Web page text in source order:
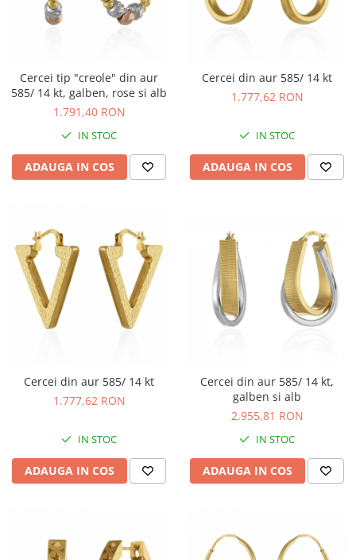
Cercei tip "creole" din aur
585/ 14 kt, galben, rose si alb
1.791,40 RON
IN STOC
ADAUGA IN COS
Cercei din aur 585/ 14 kt
1.777,62 RON
IN STOC
ADAUGA IN COS
Cercei din aur 585/ 14 kt
1.777,62 RON
IN STOC
ADAUGA IN COS
Cercei din aur 585/ 14 kt,
galben si alb
2.955,81 RON
IN STOC
ADAUGA IN COS